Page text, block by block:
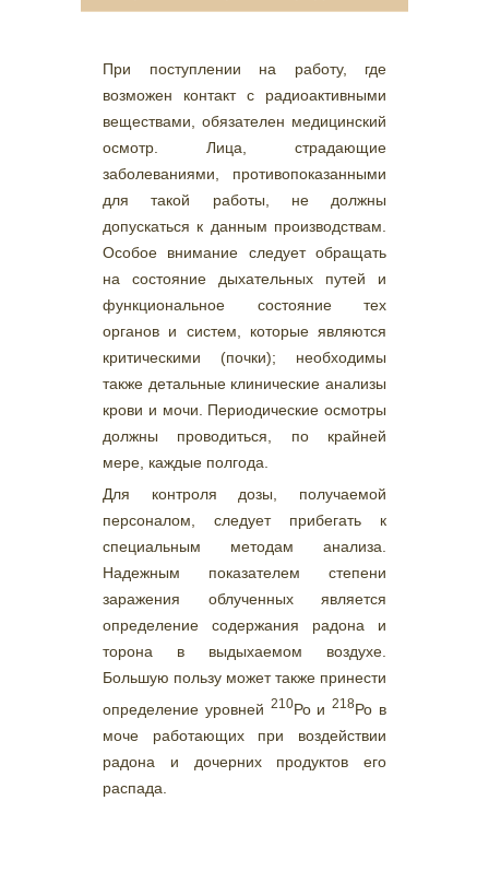
При поступлении на работу, где
возможен контакт с радиоактивными
веществами, обязателен медицинский
осмотр. Лица, страдающие
заболеваниями, противопоказанными
для такой работы, не должны
допускаться к данным производствам.
Особое внимание следует обращать
на состояние дыхательных путей и
функциональное состояние тех
органов и систем, которые являются
критическими (почки); необходимы
также детальные клинические анализы
крови и мочи. Периодические осмотры
должны проводиться, по крайней
мере, каждые полгода.
Для контроля дозы, получаемой
персоналом, следует прибегать к
специальным методам анализа.
Надежным показателем степени
заражения облученных является
определение содержания радона и
торона в выдыхаемом воздухе.
Большую пользу может также принести
определение уровней 210Ро и218Ро в
моче работающих при воздействии
радона и дочерних продуктов его
распада.